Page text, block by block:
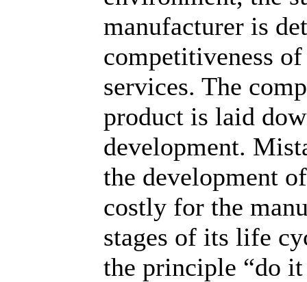
manufacturer is
competitiveness
services. The
product is laid
development.
the development
costly for the
stages of its life
the principle “do